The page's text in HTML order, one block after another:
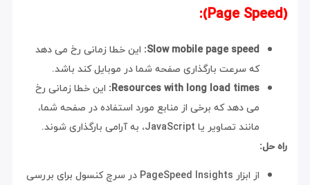
(Page Speed):
Slow mobile page speed: این خطا زمانی رخ می دهد
که سرعت بارگذاری صفحه شما در موبایل کند باشد.
Resources with long load times: این خطا زمانی رخ
می دهد که برخی از منابع مورد استفاده در صفحه شما،
مانند تصاویر یا JavaScript، به آرامی بارگذاری شوند.
راه حل:
از ابزار PageSpeed Insights در سرچ کنسول برای بررسی